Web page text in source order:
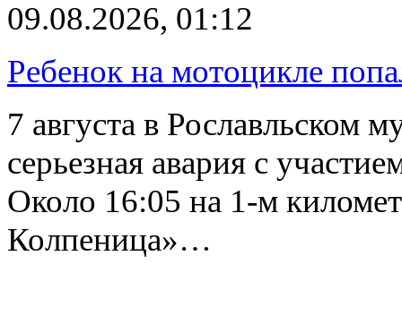
09.08.2026, 01:12
Ребенок на мотоцикле
7 августа в Рославльском
серьезная авария с
Около 16:05 на 1-м
Колпеница»…